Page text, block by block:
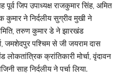
जिप उपाध्यक्ष राजकुमार सिंह, अमित
कुमार ने निर्दलीय सुग्रीव मुखी ने
तरुण कुमार डे ने झारखंड
जमशेदपुर पश्चिम से जी जयराम दास
लोकतांत्रिक क्रांतिकारी मोर्चा, वृंदावन
साह निर्दलीय ने पर्चा लिया.